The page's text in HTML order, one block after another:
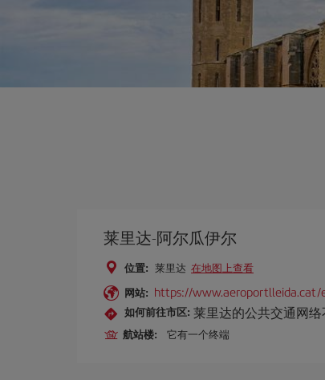
莱里达-阿尔瓜伊尔
位置: 莱里达 在地图上查看
网站: https://www.aeroportlleida.cat/
如何前往市区: 莱里达的公共交通网络
航站楼: 它有一个终端